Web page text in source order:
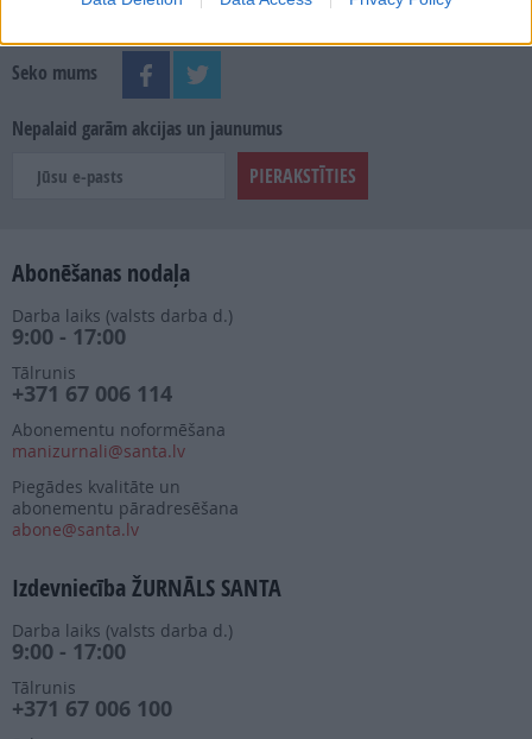
Seko mums
Nepalaid garām akcijas un jaunumus
Abonēšanas nodaļa
Darba laiks (valsts darba d.)
9:00 - 17:00
Tālrunis
+371 67 006 114
Abonementu noformēšana
manizurnali@santa.lv
Piegādes kvalitāte un
abonementu pāradresēšana
abone@santa.lv
Izdevniecība ŽURNĀLS SANTA
Darba laiks (valsts darba d.)
9:00 - 17:00
Tālrunis
+371 67 006 100